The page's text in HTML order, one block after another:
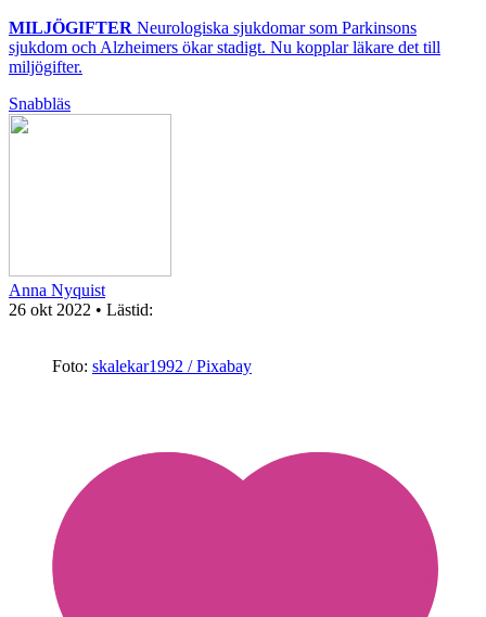
MILJÖGIFTER Neurologiska sjukdomar som Parkinsons
sjukdom och Alzheimers ökar stadigt. Nu kopplar läkare det till
miljögifter.
Snabbläs
Anna Nyquist
26 okt 2022 • Lästid:
Foto: skalekar1992 / Pixabay